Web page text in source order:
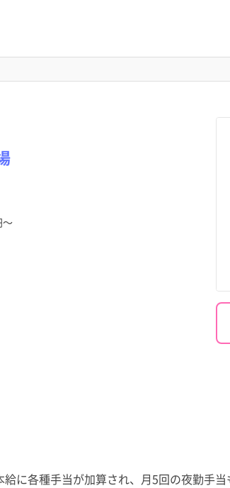
～
に各種手当が加算され、月5回の夜勤手当